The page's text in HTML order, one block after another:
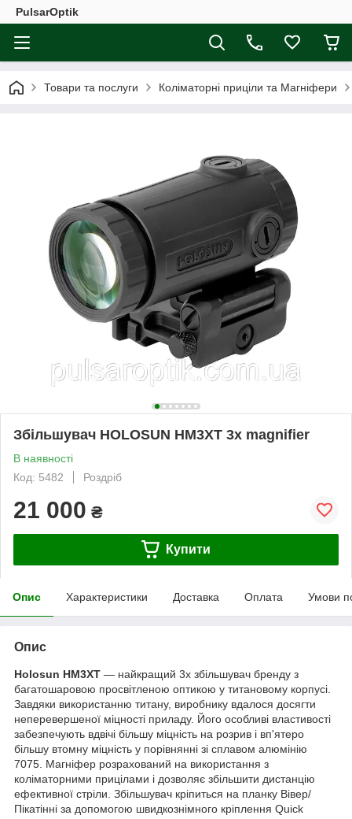
PulsarOptik
Товари та послуги Коліматорні приціли та Магніфери
Збільшувач HOLOSUN HM3XT 3x magnifier
В наявності
Код: 5482
Роздріб
21 000 ₴
Купити
Опис Характеристики Доставка Оплата Умови
Опис
Holosun HM3XT — найкращий 3х збільшувач бренду з
багатошаровою просвітленою оптикою у титановому корпусі.
Завдяки використанню титану, виробнику вдалося досягти
неперевершеної міцності приладу. Його особливі властивості
забезпечують вдвічі більшу міцність на розрив і вп'ятеро
більшу втомну міцність у порівнянні зі сплавом алюмінію
7075. Магніфер розрахований на використання з
коліматорними прицілами і дозволяє збільшити дистанцію
ефективної стріли. Збільшувач кріпиться на планку Вівер/
Пікатінні за допомогою швидкознімного кріплення Quick